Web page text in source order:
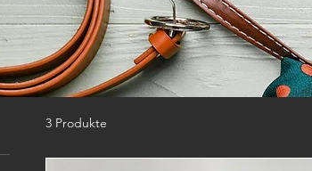
3 Produkte